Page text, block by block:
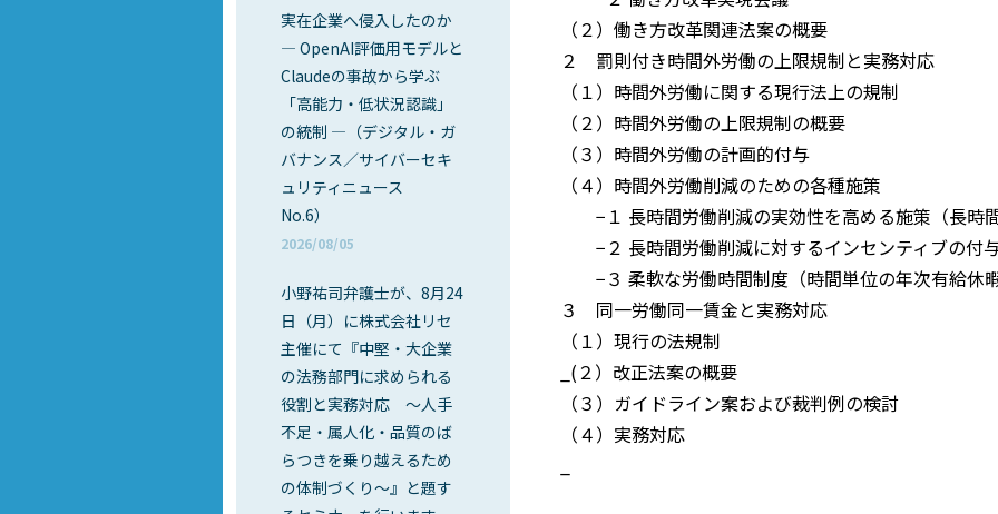
実在企業へ侵入したのか
― OpenAI評価用モデルと
Claudeの事故から学ぶ
「高能力・低状況認識」
の統制 ―（デジタル・ガ
バナンス／サイバーセキ
ュリティニュース
No.6）
2026/08/05
小野祐司弁護士が、8月24
日（月）に株式会社リセ
主催にて『中堅・大企業
の法務部門に求められる
役割と実務対応 ～人手
不足・属人化・品質のば
らつきを乗り越えるため
の体制づくり～』と題す
（２）働き方改革関連法案の概要
２ 罰則付き時間外労働の上限規制と実務対応
（１）時間外労働に関する現行法上の規制
（２）時間外労働の上限規制の概要
（３）時間外労働の計画的付与
（４）時間外労働削減のための各種施策
−１ 長時間労働削減の実効性を高める施策（長時
−２ 長時間労働削減に対するインセンティブの付
−３ 柔軟な労働時間制度（時間単位の年次有給休
３ 同一労働同一賃金と実務対応
（１）現行の法規制
_(２）改正法案の概要
（３）ガイドライン案および裁判例の検討
（４）実務対応